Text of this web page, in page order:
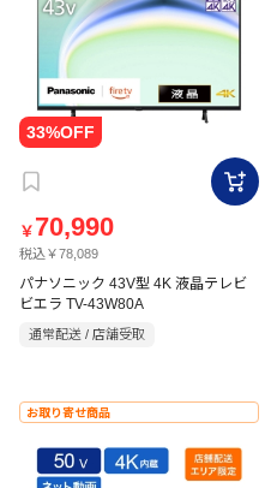
￥ 70,990
税込￥78,089
パナソニック 43V型 4K 液晶テレビ
ビエラ TV-43W80A
通常配送 / 店舗受取
お取り寄せ商品